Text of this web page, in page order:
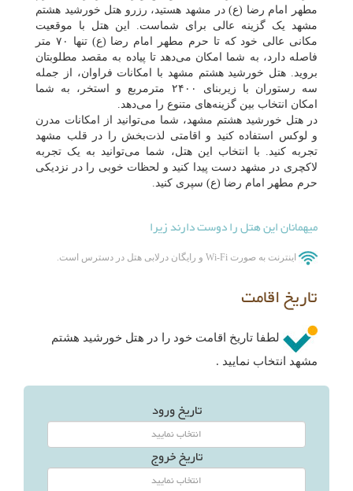
مطهر امام رضا (ع) در مشهد هستید، رزرو هتل خورشید هشتم
مشهد یک گزینه عالی برای شماست. این هتل با موقعیت
مکانی عالی خود که تا حرم مطهر امام رضا (ع) تنها ۷۰ متر
فاصله دارد، به شما امکان می‌دهد تا پیاده به مقصد مطلوبتان
بروید. هتل خورشید هشتم مشهد با امکانات فراوان، از جمله
سه رستوران با زیربنای ۲۴۰۰ مترمربع و استخر، به شما
امکان انتخاب بین گزینه‌های متنوع را می‌دهد.
در هتل خورشید هشتم مشهد، شما می‌توانید از امکانات مدرن
و لوکس استفاده کنید و اقامتی لذت‌بخش را در قلب مشهد
تجربه کنید. با انتخاب این هتل، شما می‌توانید به یک تجربه
لاکچری در مشهد دست پیدا کنید و لحظات خوبی را در نزدیکی
حرم مطهر امام رضا (ع) سپری کنید.
میهمانان این هتل را دوست دارند زیرا
اینترنت به صورت Wi-Fi و رایگان درلابی هتل در دسترس است.
تاریخ اقامت
لطفا تاریخ اقامت خود را در هتل خورشید هشتم
مشهد انتخاب نمایید .
تاریخ ورود
تاریخ خروج